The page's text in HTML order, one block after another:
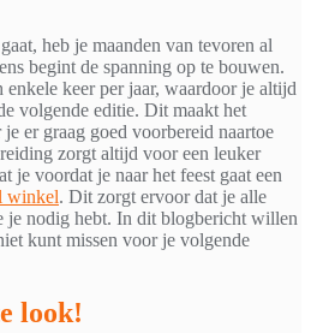
heb je maanden van tevoren al
begint de spanning op te bouwen.
keer per jaar, waardoor je altijd
volgende editie. Dit maakt het
er graag goed voorbereid naartoe
zorgt altijd voor een leuker
je voordat je naar het feest gaat een
winkel. Dit zorgt ervoor dat je alle
je nodig hebt. In dit blogbericht willen
kunt missen voor je volgende
look!